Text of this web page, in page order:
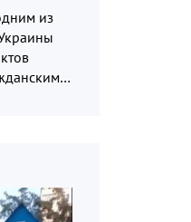
из